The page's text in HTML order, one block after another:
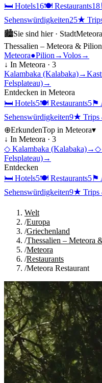
🛏 Hotels16🍽 Restaurants18
Sehenswürdigkeiten25★
🏙Sie sind hier · StadtMeteora
Thessalien – Meteora & Pilion
Meteora●Pilion →Volos→
↓ In Meteora · 3
Kalambaka (Kalabaka)→
Felsplateau)→
Entdecken in Meteora
🛏 Hotels5🍽 Restaurants5⚑
Sehenswürdigkeiten9★ Trips
⊕ErkundenTop in Meteora▾
↓ In Meteora · 3
◇ Kalambaka (Kalabaka)→◇
Felsplateau)→
Entdecken
🛏 Hotels5🍽 Restaurants5⚑
Sehenswürdigkeiten9★ Trips
Welt
/Europa
/Griechenland
/Thessalien – Meteora
/Meteora
/Restaurants
/Meteora Restaurant